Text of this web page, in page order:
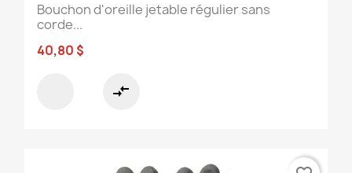
Bouchon d'oreille jetable régulier sans
corde...
40,80 $
compare_arrows